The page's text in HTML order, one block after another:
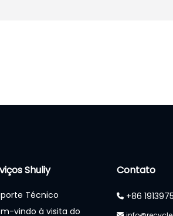
Shuliy
Técnico
vindo à visita do
Contato
+86